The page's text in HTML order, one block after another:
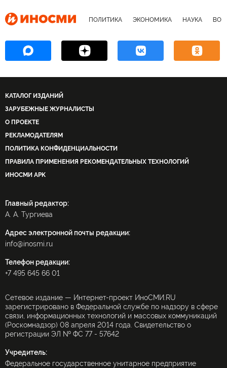
ПОЛИТИКА ЭКОНОМИКА НАУКА
КАТАЛОГ ИЗДАНИЙ
ЗАРУБЕЖНЫЕ ЖУРНАЛИСТЫ
О ПРОЕКТЕ
РЕКЛАМОДАТЕЛЯМ
ПОЛИТИКА КОНФИДЕНЦИАЛЬНОСТИ
ПРАВИЛА ПРИМЕНЕНИЯ РЕКОМЕНДАТЕЛЬНЫХ ТЕХНОЛОГИЙ
ИНОСМИ APK
Главный редактор:
А. А. Тургиева
Адрес электронной почты редакции:
info@inosmi.ru
Телефон редакции:
+7 495 645 66 01
Сетевое издание — Интернет-проект ИноСМИ.RU
зарегистрировано в Федеральной службе по надзору в сфере
связи, информационных технологий и массовых коммуникаций
(Роскомнадзор) 08 апреля 2014 года. Свидетельство о
регистрации ЭЛ № ФС 77 - 57642
Учредитель:
Федеральное государственное унитарное предприятие